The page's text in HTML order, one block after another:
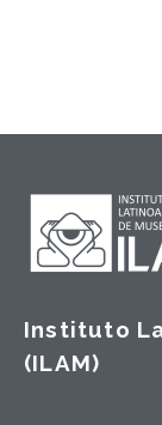
Instituto
(ILAM)